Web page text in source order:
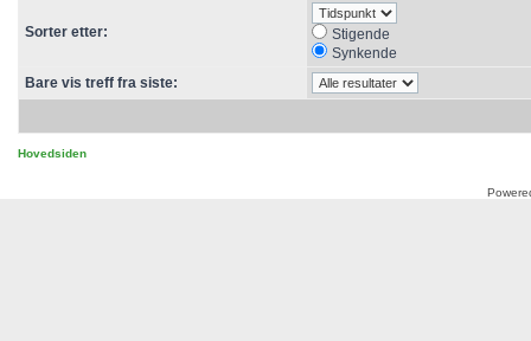
Sorter etter:
Stigende
Synkende
Bare vis treff fra siste:
Hovedsiden